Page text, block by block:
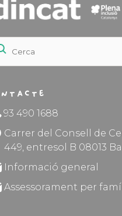
93 490 1688
Carrer del Consell de
449, entresol B 08013
Informació general
Assessorament per